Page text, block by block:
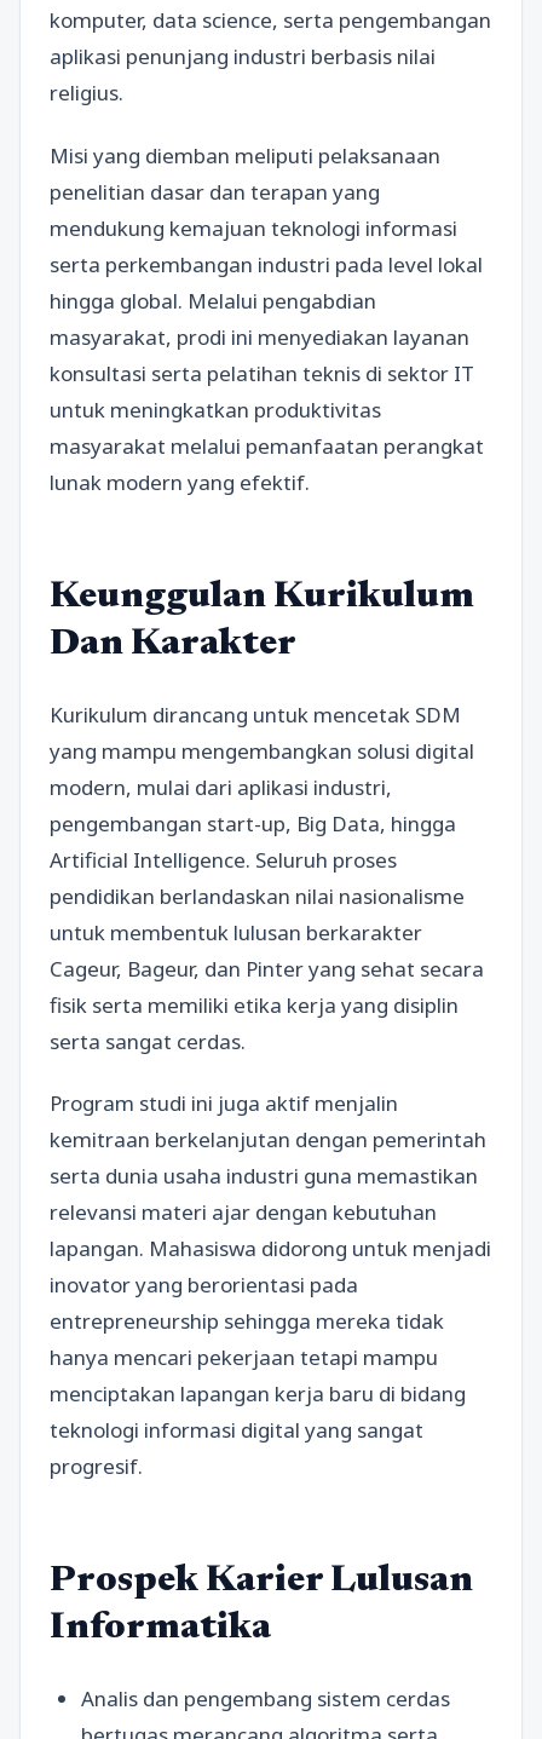
komputer, data science, serta pengembangan
aplikasi penunjang industri berbasis nilai
religius.
Misi yang diemban meliputi pelaksanaan
penelitian dasar dan terapan yang
mendukung kemajuan teknologi informasi
serta perkembangan industri pada level lokal
hingga global. Melalui pengabdian
masyarakat, prodi ini menyediakan layanan
konsultasi serta pelatihan teknis di sektor IT
untuk meningkatkan produktivitas
masyarakat melalui pemanfaatan perangkat
lunak modern yang efektif.
Keunggulan Kurikulum
Dan Karakter
Kurikulum dirancang untuk mencetak SDM
yang mampu mengembangkan solusi digital
modern, mulai dari aplikasi industri,
pengembangan start-up, Big Data, hingga
Artificial Intelligence. Seluruh proses
pendidikan berlandaskan nilai nasionalisme
untuk membentuk lulusan berkarakter
Cageur, Bageur, dan Pinter yang sehat secara
fisik serta memiliki etika kerja yang disiplin
serta sangat cerdas.
Program studi ini juga aktif menjalin
kemitraan berkelanjutan dengan pemerintah
serta dunia usaha industri guna memastikan
relevansi materi ajar dengan kebutuhan
lapangan. Mahasiswa didorong untuk menjadi
inovator yang berorientasi pada
entrepreneurship sehingga mereka tidak
hanya mencari pekerjaan tetapi mampu
menciptakan lapangan kerja baru di bidang
teknologi informasi digital yang sangat
progresif.
Prospek Karier Lulusan
Informatika
Analis dan pengembang sistem cerdas